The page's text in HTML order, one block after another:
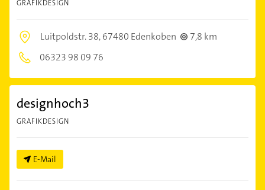
GRAFIKDESIGN
Luitpoldstr. 38,67480 Edenkoben
7,8 km
06323 98 09 76
designhoch3
GRAFIKDESIGN
E-Mail